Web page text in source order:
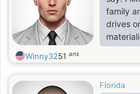
family
drives on
bells
happy.
humor,
Winny3251 ans
Florida